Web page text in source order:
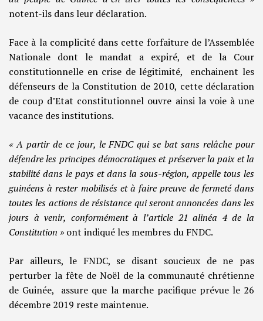
notent-ils dans leur déclaration.
Face à la complicité dans cette forfaiture de l’Assemblée
Nationale dont le mandat a expiré, et de la Cour
constitutionnelle en crise de légitimité, enchainent les
défenseurs de la Constitution de 2010, cette déclaration
de coup d’Etat constitutionnel ouvre ainsi la voie à une
vacance des institutions.
« A partir de ce jour, le FNDC qui se bat sans relâche pour
défendre les principes démocratiques et préserver la paix et la
stabilité dans le pays et dans la sous-région, appelle tous les
guinéens à rester mobilisés et à faire preuve de fermeté dans
toutes les actions de résistance qui seront annoncées dans les
jours à venir, conformément à l’article 21 alinéa 4 de la
Constitution » ont indiqué les membres du FNDC.
Par ailleurs, le FNDC, se disant soucieux de ne pas
perturber la fête de Noël de la communauté chrétienne
de Guinée, assure que la marche pacifique prévue le 26
décembre 2019 reste maintenue.